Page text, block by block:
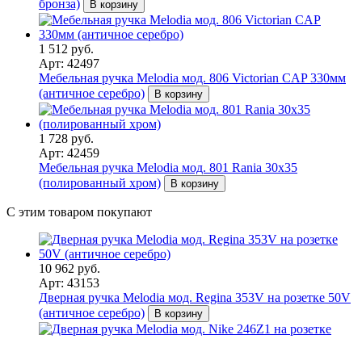
бронза)
В корзину
1 512 руб.
Арт: 42497
Мебельная ручка Melodia мод. 806 Victorian CAP 330мм
(античное серебро)
В корзину
1 728 руб.
Арт: 42459
Мебельная ручка Melodia мод. 801 Rania 30х35
(полированный хром)
В корзину
С этим товаром покупают
10 962 руб.
Арт: 43153
Дверная ручка Melodia мод. Regina 353V на розетке 50V
(античное серебро)
В корзину